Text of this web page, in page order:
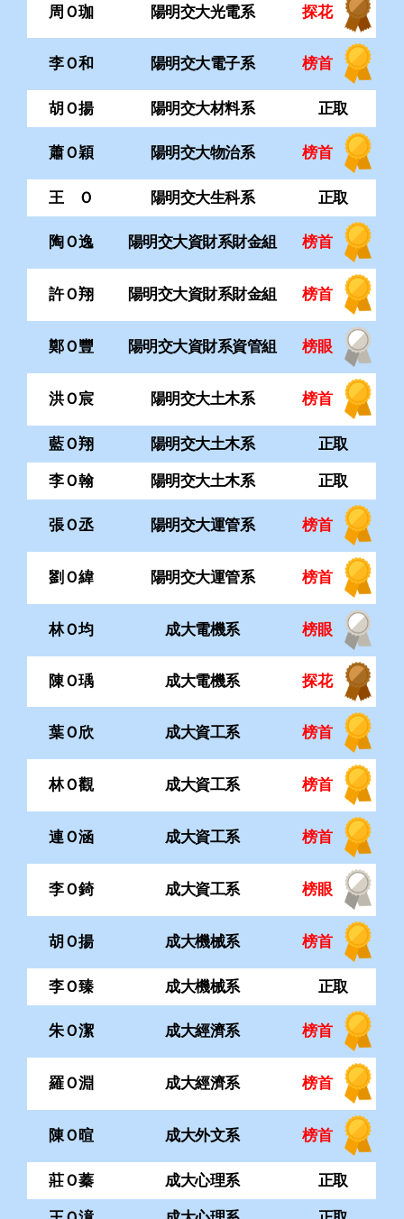
蕭Ｏ穎 陽明交大物治系
王 Ｏ 陽明交大生科系 正取
陶Ｏ逸 陽明交大資財系財金組 榜首
鄭Ｏ豐 陽明交大資財系資管組 榜眼
洪Ｏ宸 陽明交大土木系 榜首
藍Ｏ翔 陽明交大土木系 正取
李Ｏ翰 陽明交大土木系 正取
張Ｏ丞 陽明交大運管系 榜首
劉Ｏ緯 陽明交大運管系 榜首
林Ｏ均 成大電機系 榜眼
陳Ｏ瑀 成大電機系 探花
葉Ｏ欣 成大資工系 榜首
林Ｏ觀 成大資工系 榜首
連Ｏ涵 成大資工系 榜首
李Ｏ錡 成大資工系 榜眼
胡Ｏ揚 成大機械系 榜首
李Ｏ臻 成大機械系 正取
陳Ｏ暄 成大外文系 榜首
莊Ｏ蓁 成大心理系 正取
王Ｏ澺 成大心理系 正取
洪Ｏ偉 成大心理系 正取
范Ｏ哲 成大企管系 榜首